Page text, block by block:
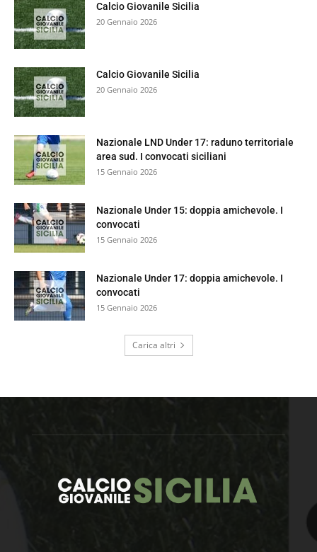
Calcio Giovanile Sicilia
20 Gennaio 2026
Calcio Giovanile Sicilia
20 Gennaio 2026
Nazionale LND Under 17: raduno territoriale
area sud. I convocati siciliani
15 Gennaio 2026
Nazionale Under 15: doppia amichevole. I
convocati
15 Gennaio 2026
Nazionale Under 17: doppia amichevole. I
convocati
15 Gennaio 2026
Carica altri